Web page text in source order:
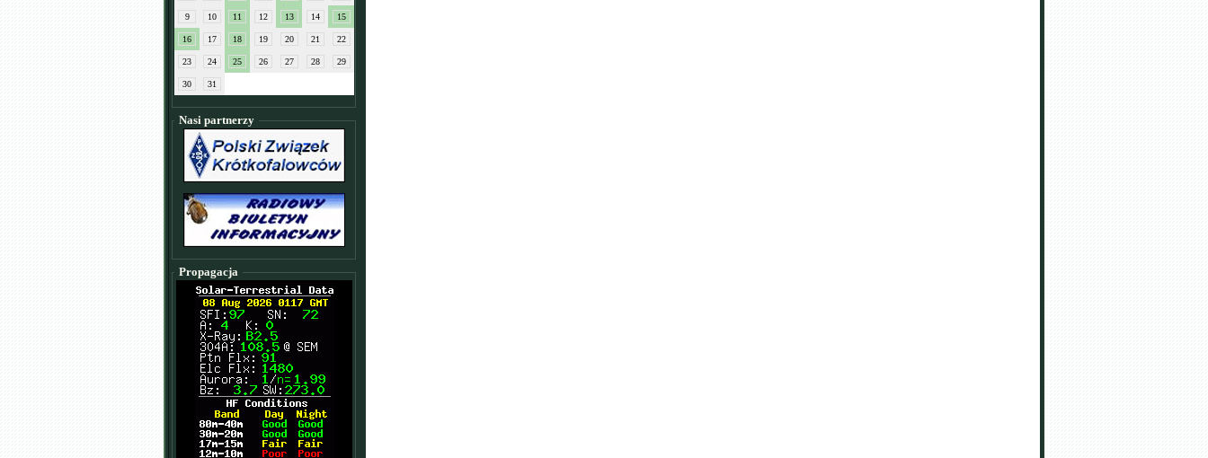
9 10 11 12 13 14 15
16 17 18 19 20 21 22
23 24 25 26 27 28 29
30 31
Nasi partnerzy
Propagacja